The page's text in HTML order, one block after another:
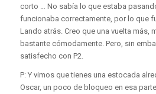
corto … No sabía lo que estaba
funcionaba correctamente, por lo que
Lando atrás. Creo que una vuelta más,
bastante cómodamente. Pero, sin
satisfecho con P2.
P: Y vimos que tienes una estocada
Oscar, un poco de bloqueo en esa